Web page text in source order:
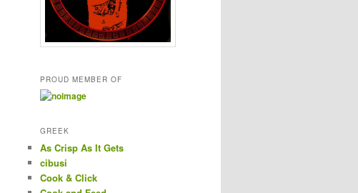
PROUD MEMBER OF
GREEK
As Crisp As It Gets
cibusi
Cook & Click